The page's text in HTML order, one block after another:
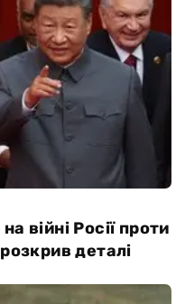
війні Росії проти
деталі